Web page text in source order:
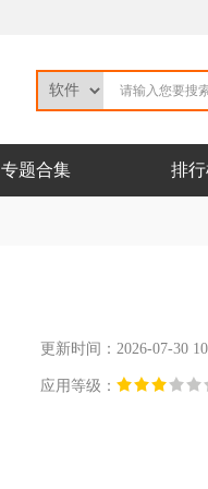
专题合集 排
更新时间：2026-07-30
应用等级：